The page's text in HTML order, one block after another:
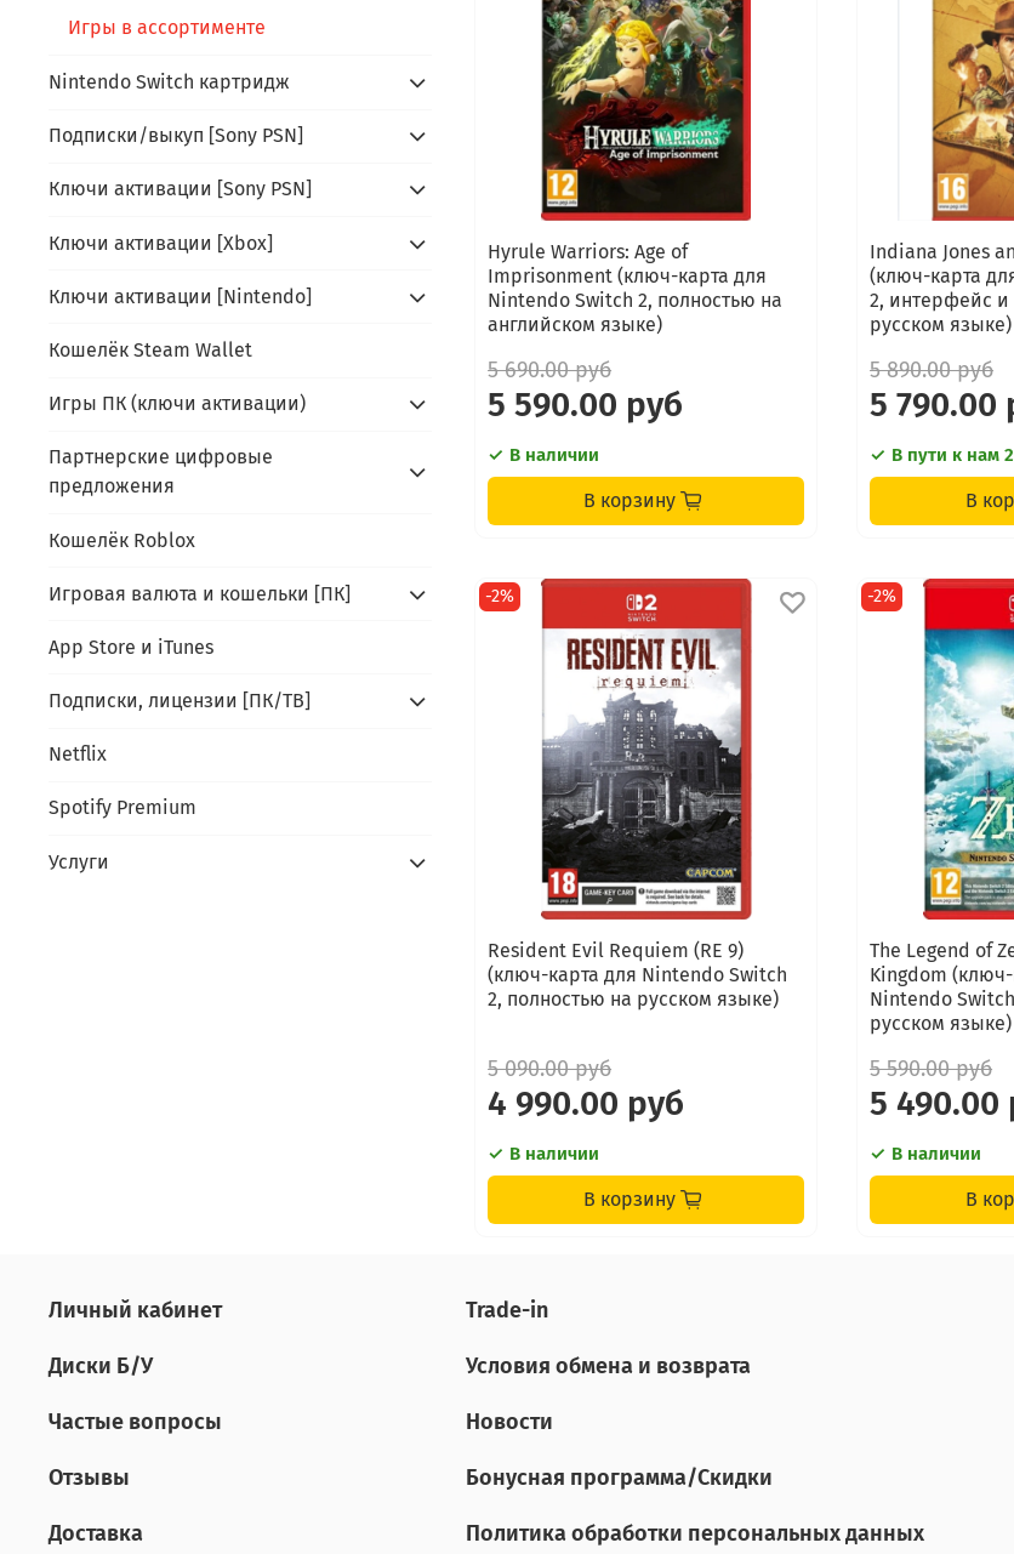
Hyrule Warriors: Age of
Imprisonment (ключ-карта для
Nintendo Switch 2, полностью на
английском языке)
5 690.00 руб
5 590.00 руб
В наличии
В корзину
Indiana Jones
(ключ-карта
2, интерфейс и
русском языке)
5 890.00 руб
5 790.00
В пути к нам
В
-2%
Resident Evil Requiem (RE 9)
(ключ-карта для Nintendo Switch
2, полностью на русском языке)
5 090.00 руб
4 990.00 руб
В наличии
В корзину
-2%
The Legend of
Kingdom
Nintendo
русском языке)
5 590.00 руб
5 490.00
В наличии
В
Игры в ассортименте
Nintendo Switch картридж
Подписки/выкуп [Sony PSN]
Ключи активации [Sony PSN]
Ключи активации [Xbox]
Ключи активации [Nintendo]
Кошелёк Steam Wallet
Игры ПК (ключи активации)
Партнерские цифровые
предложения
Кошелёк Roblox
Игровая валюта и кошельки [ПК]
App Store и iTunes
Подписки, лицензии [ПК/ТВ]
Netflix
Spotify Premium
Услуги
Личный кабинет
Диски Б/У
Частые вопросы
Отзывы
Доставка
Tradе-in
Условия обмена и возврата
Новости
Бонусная программа/Скидки
Политика обработки персональных данных